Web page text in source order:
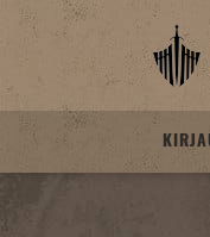
Skip
content